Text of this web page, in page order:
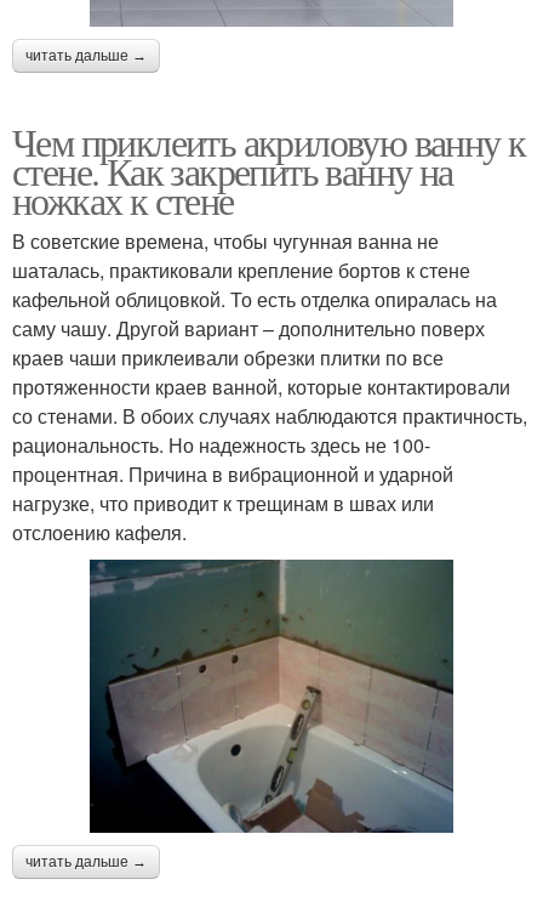
читать дальше →
Чем приклеить акриловую ванну к
стене. Как закрепить ванну на
ножках к стене
В советские времена, чтобы чугунная ванна не
шаталась, практиковали крепление бортов к стене
кафельной облицовкой. То есть отделка опиралась на
саму чашу. Другой вариант – дополнительно поверх
краев чаши приклеивали обрезки плитки по все
протяженности краев ванной, которые контактировали
со стенами. В обоих случаях наблюдаются практичность,
рациональность. Но надежность здесь не 100-
процентная. Причина в вибрационной и ударной
нагрузке, что приводит к трещинам в швах или
отслоению кафеля.
читать дальше →